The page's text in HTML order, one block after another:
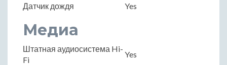
Датчик дождя
Yes
Медиа
Штатная аудиосистема Hi-
Fi
Yes